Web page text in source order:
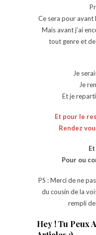
Ce sera pour avant
Mais avant j’ai
tout genre et
Je
Je
Et je
Et pour le
Rendez
Pour ou
PS : Merci de ne
du cousin de la
rempli
Hey ! Tu Peux